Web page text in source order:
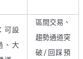
可設
、大
區間交易、
趨勢通道突
破/回踩預